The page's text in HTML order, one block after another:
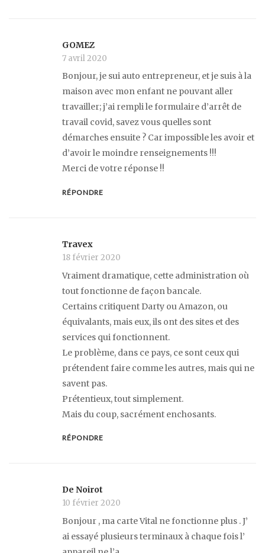
GOMEZ
7 avril 2020
Bonjour, je sui auto entrepreneur, et je suis à la
maison avec mon enfant ne pouvant aller
travailler; j’ai rempli le formulaire d’arrêt de
travail covid, savez vous quelles sont
démarches ensuite ? Car impossible les avoir et
d’avoir le moindre renseignements !!!
Merci de votre réponse !!
RÉPONDRE
Travex
18 février 2020
Vraiment dramatique, cette administration où
tout fonctionne de façon bancale.
Certains critiquent Darty ou Amazon, ou
équivalants, mais eux, ils ont des sites et des
services qui fonctionnent.
Le problème, dans ce pays, ce sont ceux qui
prétendent faire comme les autres, mais qui ne
savent pas.
Prétentieux, tout simplement.
Mais du coup, sacrément enchosants.
RÉPONDRE
De Noirot
10 février 2020
Bonjour , ma carte Vital ne fonctionne plus . J’
ai essayé plusieurs terminaux à chaque fois l’